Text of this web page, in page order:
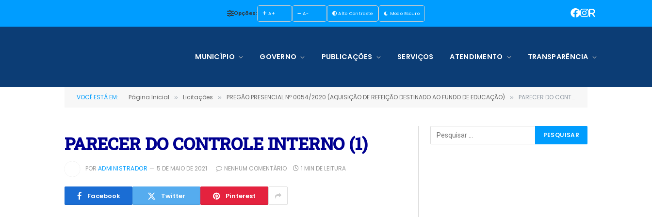
Opções: A+ A- Alto Contraste Modo Escuro
MUNICÍPIO GOVERNO PUBLICAÇÕES SERVIÇOS ATENDIMENTO TRANSPARÊNCIA
VOCÊ ESTÁ EM: Página Inicial » Licitações » PREGÃO PRESENCIAL Nº 0054/2020 (AQUISIÇÃO DE REFEIÇÃO DESTINADO AO FUNDO DE EDUCAÇÃO) » PARECER DO CONTROLE INTERNO (1)
PARECER DO CONTROLE INTERNO (1)
POR ADMINISTRADOR 5 DE MAIO DE 2021 NENHUM COMENTÁRIO 1 MIN DE LEITURA
Facebook Twitter Pinterest